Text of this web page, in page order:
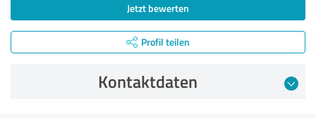
Jetzt bewerten
Profil teilen
Kontaktdaten